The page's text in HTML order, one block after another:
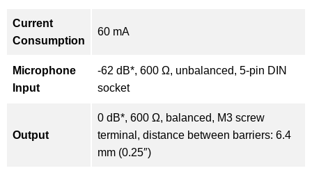
Current
Consumption
60 mA
Microphone
Input
-62 dB*, 600 Ω, unbalanced, 5-pin DIN
socket
Output
0 dB*, 600 Ω, balanced, M3 screw
terminal, distance between barriers: 6.4
mm (0.25″)